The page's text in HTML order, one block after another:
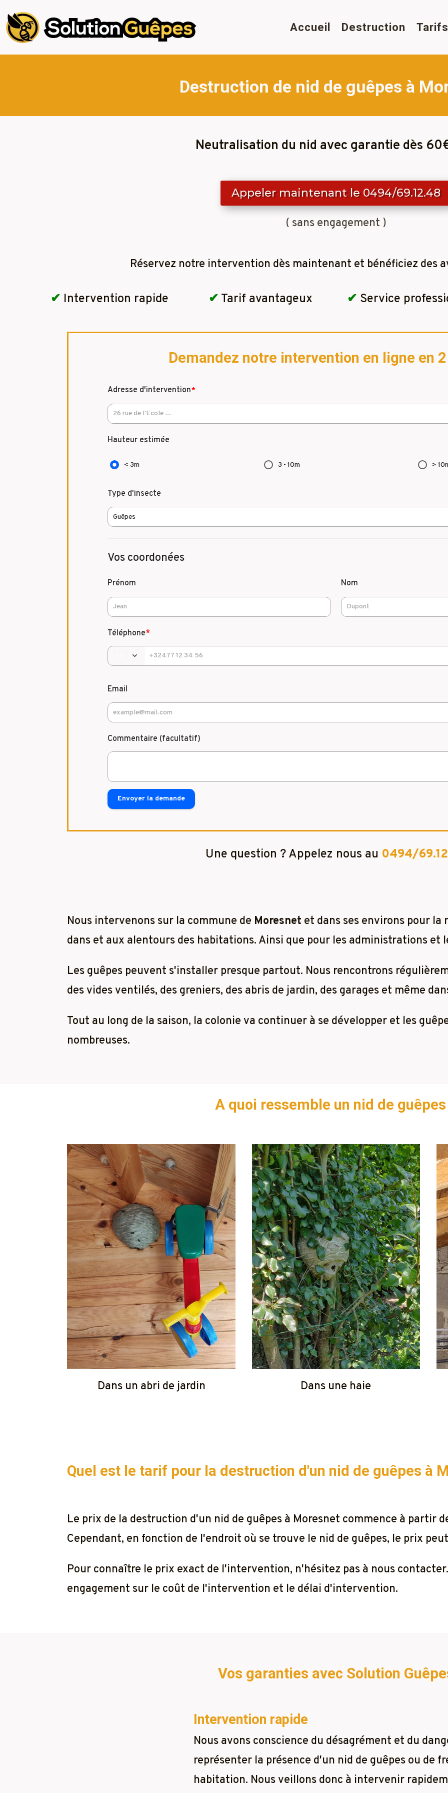
Accueil Destruction Tarifs
Destruction de nid de guêpes à
Neutralisation du nid avec garantie dès
Appeler maintenant le 0494/69.12.48
( sans engagement )
Réservez notre intervention dès maintenant et bénéficiez des
✔ Intervention rapide ✔ Tarif avantageux ✔ Service
Demandez notre intervention en ligne en
Adresse d'intervention*
Hauteur estimée
< 3m 3 - 10m >
Type d'insecte
Vos coordonées
Prénom Nom
Téléphone*
Email
Commentaire (facultatif)
Envoyer la demande
Une question ? Appelez nous au 0494/
Nous intervenons sur la commune de Moresnet et dans ses environs pour
dans et aux alentours des habitations. Ainsi que pour les administrations et
Les guêpes peuvent s'installer presque partout. Nous rencontrons
des vides ventilés, des greniers, des abris de jardin, des garages et même
Tout au long de la saison, la colonie va continuer à se développer et les
nombreuses.
A quoi ressemble un nid de guêpes
Dans un abri de jardin Dans une haie
Quel est le tarif pour la destruction d'un nid de guêpes à
Le prix de la destruction d'un nid de guêpes à Moresnet commence à partir
Cependant, en fonction de l'endroit où se trouve le nid de guêpes, le prix
Pour connaître le prix exact de l'intervention, n'hésitez pas à nous
engagement sur le coût de l'intervention et le délai d'intervention.
Vos garanties avec Solution
Intervention rapide
Nous avons conscience du désagrément et du
représenter la présence d'un nid de guêpes ou de
habitation. Nous veillons donc à intervenir